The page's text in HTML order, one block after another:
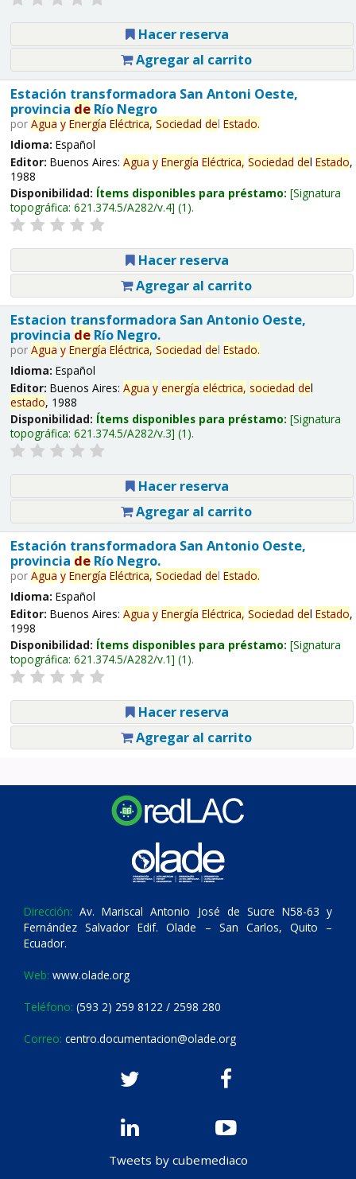
Hacer reserva
Agregar al carrito
Estación transformadora San Antoni Oeste,
provincia deRío Negro
por Agua y Energía Eléctrica, Sociedad del Estado.
Idioma: Español
Editor: Buenos Aires: Agua y Energía Eléctrica, Sociedad del Estado,
1988
Disponibilidad: Ítems disponibles para préstamo: Signatura
topográfica: 621.374.5/A282/v.4 (1).
Hacer reserva
Agregar al carrito
Estacion transformadora San Antonio Oeste,
provincia deRío Negro.
por Agua y Energía Eléctrica, Sociedad del Estado.
Idioma: Español
Editor: Buenos Aires: Agua y energía eléctrica, sociedad del
estado, 1988
Disponibilidad: Ítems disponibles para préstamo: Signatura
topográfica: 621.374.5/A282/v.3 (1).
Hacer reserva
Agregar al carrito
Estación transformadora San Antonio Oeste,
provincia deRío Negro.
por Agua y Energía Eléctrica, Sociedad del Estado.
Idioma: Español
Editor: Buenos Aires: Agua y Energía Eléctrica, Sociedad del Estado,
1998
Disponibilidad: Ítems disponibles para préstamo: Signatura
topográfica: 621.374.5/A282/v.1 (1).
Hacer reserva
Agregar al carrito
Dirección: Av. Mariscal Antonio José de Sucre N58-63 y
Fernández Salvador Edif. Olade – San Carlos, Quito –
Ecuador.
Web: www.olade.org
Teléfono: (593 2) 259 8122 / 2598 280
Correo: centro.documentacion@olade.org
Tweets by cubemediaco